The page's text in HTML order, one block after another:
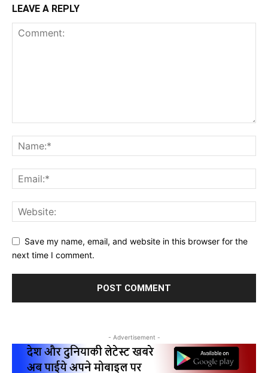
LEAVE A REPLY
Save my name, email, and website in this browser for the
next time I comment.
- Advertisement -